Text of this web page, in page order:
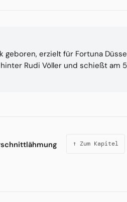
geboren, erzielt für Fortuna
Rudi Völler und schießt am
↑ Zum Kapitel